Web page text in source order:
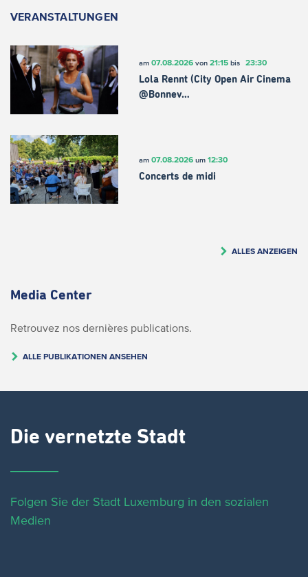
VERANSTALTUNGEN
am 07.08.2026von 21:15bis 23:30
Lola Rennt (City Open Air Cinema
@Bonnev…
am 07.08.2026um 12:30
Concerts de midi
ALLES ANZEIGEN
Media Center
Retrouvez nos dernières publications.
ALLE PUBLIKATIONEN ANSEHEN
Die vernetzte Stadt
Folgen Sie der Stadt Luxemburg in den sozialen
Medien